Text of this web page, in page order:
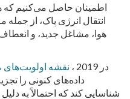
اطمینان حاصل می‌کنیم که
انتقال انرژی پاک، از جمله
هوا، مشاغل جدید، و
در 2019 ،
نقشه اولویت‌های
داده‌های کنونی را
شناسایی کند که احتمالاً به